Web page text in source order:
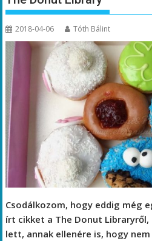
2018-04-06 Tóth Bálint
Csodálkozom, hogy eddig még
írt cikket a The Donut
lett, annak ellenére is, hogy